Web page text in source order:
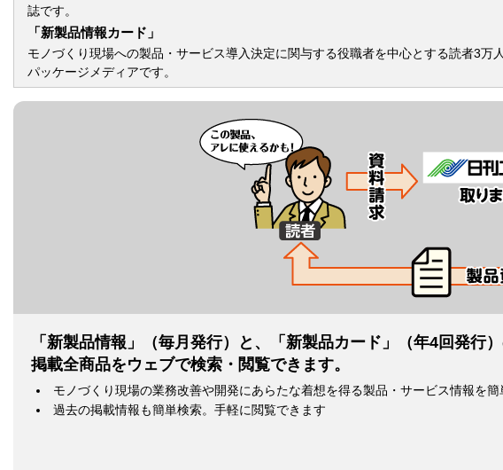
誌です。
「新製品情報カード」
モノづくり現場への製品・サービス導入決定に関与する役職者を中心とする読者3
パッケージメディアです。
「新製品情報」（毎月発行）と、「新製品カード」（年4回発行
掲載全商品をウェブで検索・閲覧できます。
モノづくり現場の業務改善や開発にあらたな着想を得る製品・サービス情報を
過去の掲載情報も簡単検索。手軽に閲覧できます